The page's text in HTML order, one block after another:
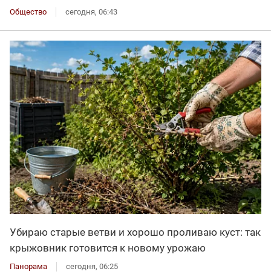
Общество сегодня, 06:43
Убираю старые ветви и хорошо проливаю куст: так
крыжовник готовится к новому урожаю
Панорама сегодня, 06:25